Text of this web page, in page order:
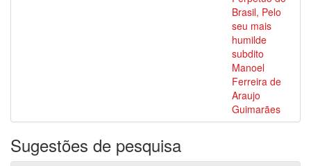
Brasil, Pelo
seu mais
humilde
subdito
Manoel
Ferreira de
Araujo
Guimarães
Sugestões de pesquisa